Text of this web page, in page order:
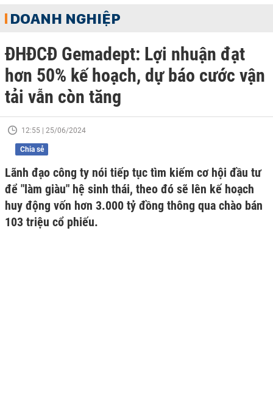
DOANH NGHIỆP
ĐHĐCĐ Gemadept: Lợi nhuận đạt
hơn 50% kế hoạch, dự báo cước vận
tải vẫn còn tăng
12:55 | 25/06/2024
Chia sẻ
Lãnh đạo công ty nói tiếp tục tìm kiếm cơ hội đầu tư
để "làm giàu" hệ sinh thái, theo đó sẽ lên kế hoạch
huy động vốn hơn 3.000 tỷ đồng thông qua chào bán
103 triệu cổ phiếu.